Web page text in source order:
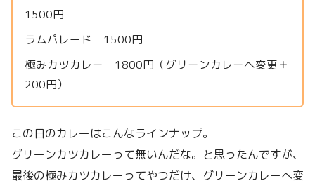
1500円
ラムパレード 1500円
極みカツカレー 1800円（グリーンカレーへ変更＋
200円）
この日のカレーはこんなラインナップ。
グリーンカツカレーって無いんだな。と思ったんですが、
最後の極みカツカレーってやつだけ、グリーンカレーへ変